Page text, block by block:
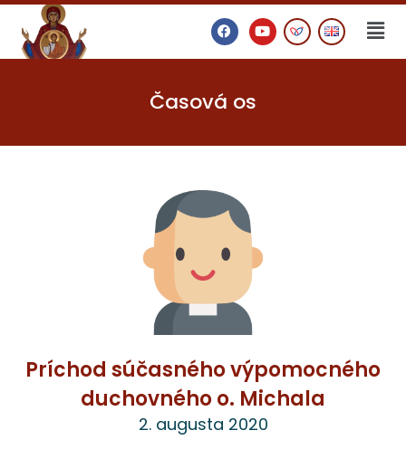
Časová os
Príchod súčasného výpomocného
duchovného o. Michala
2. augusta 2020